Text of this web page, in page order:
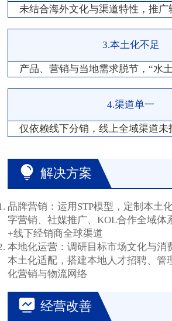
未结合海外文化与渠道特性，推广
3.本土化不足
产品、营销与当地需求脱节，“水
4.渠道单一
仅依赖线下分销，线上全域渠道未
解决方案
品牌营销：运用STP模型，定制本土
字营销、社媒推广、KOL合作全域体
+线下经销商全球渠道
本地化运营：调研目标市场文化与消
本土化适配，搭建本地人才招聘、管
化营销与物流网络
经营改善